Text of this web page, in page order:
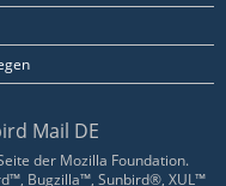
Mail DE
der Mozilla Foundation.
Bugzilla™, Sunbird®, XUL™